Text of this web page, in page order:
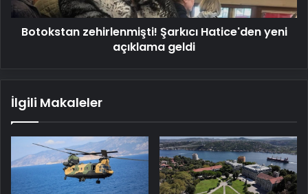
Botokstan zehirlenmişti! Şarkıcı Hatice'den yeni
açıklama geldi
İlgili Makaleler